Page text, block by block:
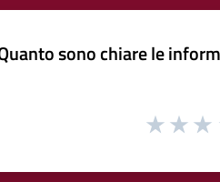
sono chiare le